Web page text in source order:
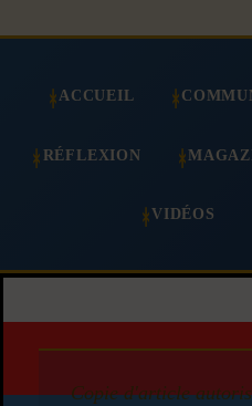
ACCUEIL
RÉFLEXION
VIDÉOS
Copie d'article